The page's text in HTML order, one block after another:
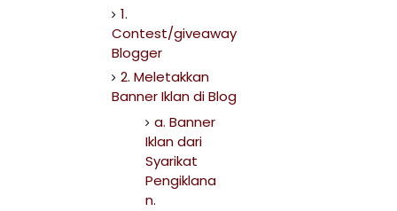
1.
Contest/giveaway
Blogger
2. Meletakkan
Banner Iklan di Blog
a. Banner
Iklan dari
Syarikat
Pengiklana
n.